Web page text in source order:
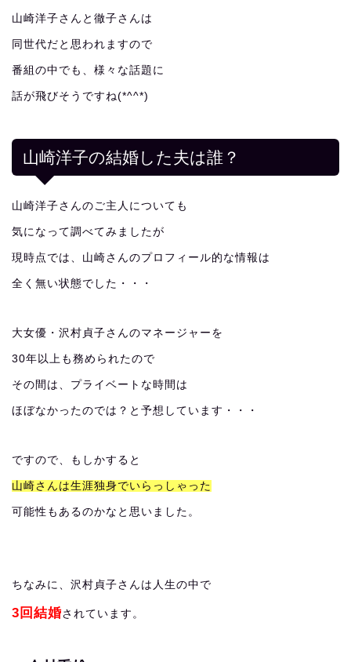
山崎洋子さんと徹子さんは
同世代だと思われますので
番組の中でも、様々な話題に
話が飛びそうですね(*^^*)
山崎洋子の結婚した夫は誰？
山崎洋子さんのご主人についても
気になって調べてみましたが
現時点では、山崎さんのプロフィール的な情報は
全く無い状態でした・・・
大女優・沢村貞子さんのマネージャーを
30年以上も務められたので
その間は、プライベートな時間は
ほぼなかったのでは？と予想しています・・・
ですので、もしかすると
山崎さんは生涯独身でいらっしゃった
可能性もあるのかなと思いました。
ちなみに、沢村貞子さんは人生の中で
3回結婚されています。